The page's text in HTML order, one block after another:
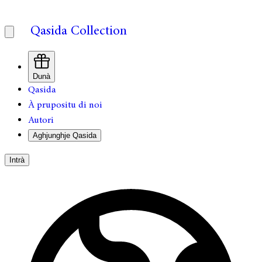
Qasida Collection
Dunà
Qasida
À prupositu di noi
Autori
Aghjunghje Qasida
Intrà